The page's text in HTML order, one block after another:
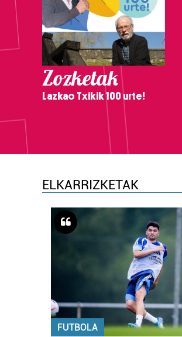
Zozketak
Lazkao Txikik 100 urte!
ELKARRIZKETAK
FUTBOLA